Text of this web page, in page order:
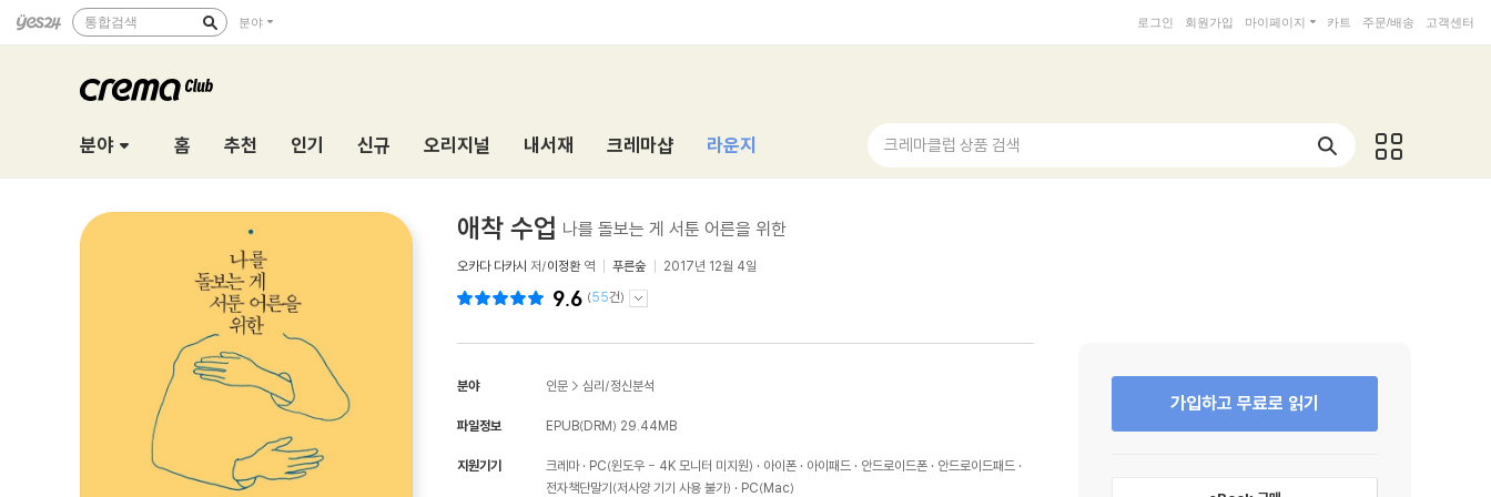
통합검색 분야 로그인 회원가입 마이페이지 카트 주문/배송 고객센터
분야 홈 추천 인기 신규 오리지널 내서재 크레마샵 라운지 크레마클럽 상품 검색
애착 수업 나를 돌보는 게 서툰 어른을 위한
오카다 다카시 저/이정환 역 푸른숲 2017년 12월 4일
9.6 (55건)
분야 인문 > 심리/정신분석
파일정보 EPUB(DRM) 29.44MB
지원기기 크레마 PC(윈도우 - 4K 모니터 미지원) 아이폰 아이패드 안드로이드폰
안드로이드패드
전자책단말기(저사양 기기 사용 불가)
PC(Mac)
가입하고 무료로 읽기